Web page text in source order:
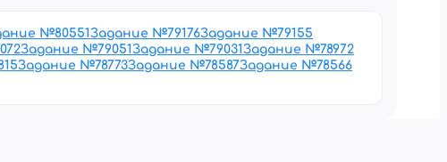
№80551Задание №79176Задание №79155
Задание №79051Задание №79031Задание №78972
Задание №78773Задание №78587Задание №78566